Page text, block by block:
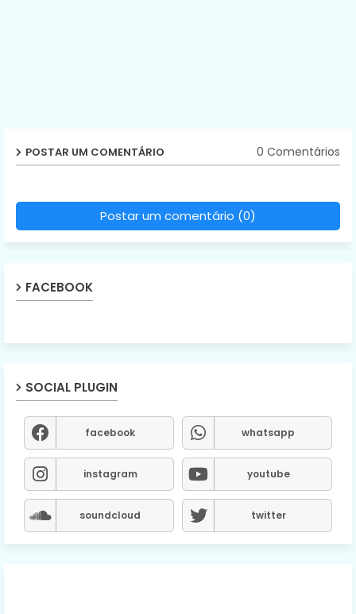
POSTAR UM COMENTÁRIO 0 Comentários
Postar um comentário (0)
FACEBOOK
SOCIAL PLUGIN
facebook whatsapp
instagram youtube
soundcloud twitter